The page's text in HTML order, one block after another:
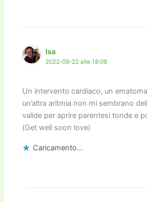
Isa
2022-09-22 alle 18:08
Un intervento cardiaco, un
un’altra aritmia non mi sembrano
valide per aprire parentesi tonde e
(Get well soon love)
Caricamento...